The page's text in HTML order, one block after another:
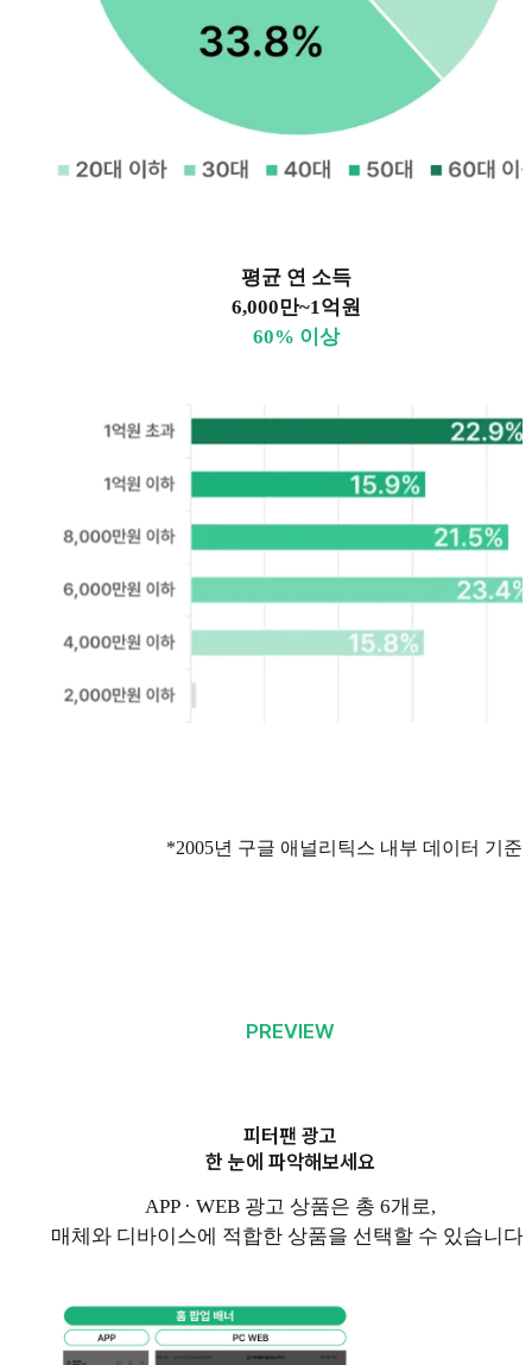
평균 연 소득
6,000만~1억원
60% 이상
*2005년 구글 애널리틱스 내부 데이터 기준
PREVIEW
피터팬 광고
한 눈에 파악해보세요
APP · WEB 광고 상품은 총 6개로,
매체와 디바이스에 적합한 상품을 선택할 수 있습니다.